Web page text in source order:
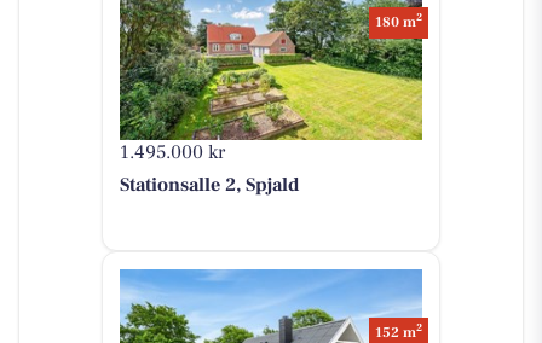
1.495.000 kr
180 m2
Stationsalle 2, Spjald
152 m2